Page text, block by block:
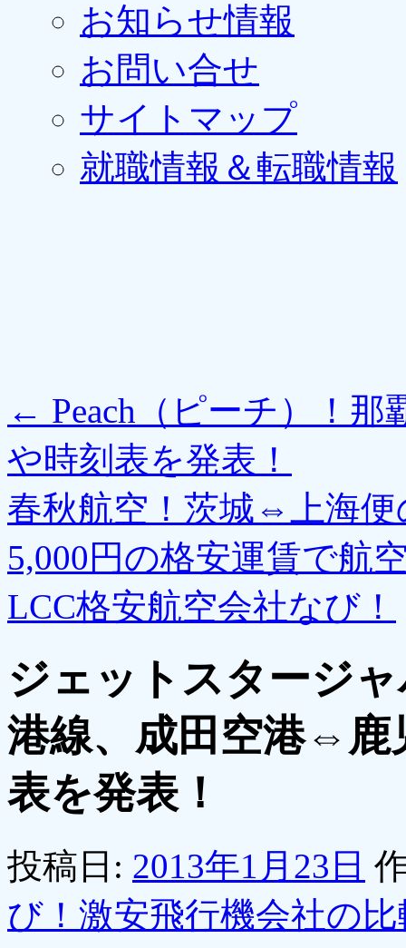
お知らせ情報
お問い合せ
サイトマップ
就職情報＆転職情報
← Peach（ピーチ）！
や時刻表を発表！
春秋航空！茨城⇔上海
5,000円の格安運賃で航
LCC格安航空会社なび！
ジェットスタージ
港線、成田空港⇔鹿
表を発表！
投稿日: 2013年1月23日
び！激安飛行機会社の